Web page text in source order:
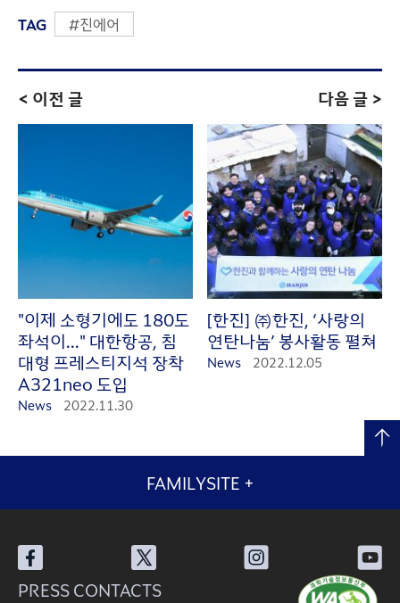
TAG #진에어
< 이전 글
"이제 소형기에도 180도
좌석이..." 대한항공, 침
대형 프레스티지석 장착
A321neo 도입
News 2022.11.30
다음 글 >
[한진] ㈜한진, ‘사랑의
연탄나눔’ 봉사활동 펼쳐
News 2022.12.05
FAMILYSITE +
PRESS CONTACTS